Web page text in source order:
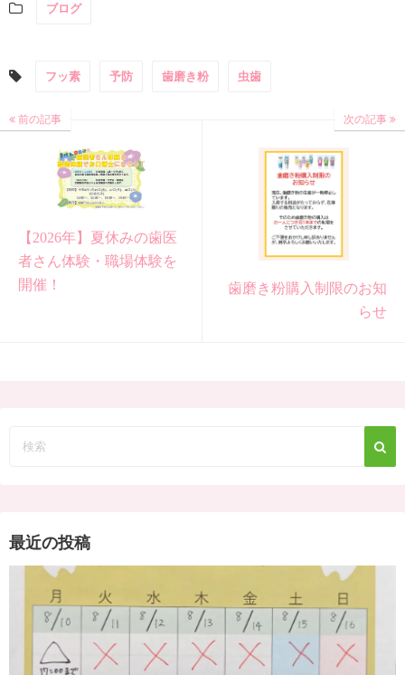
ブログ
フッ素 予防 歯磨き粉 虫歯
前の記事
【2026年】夏休みの歯医
者さん体験・職場体験を
開催！
次の記事
歯磨き粉購入制限のお知
らせ
最近の投稿